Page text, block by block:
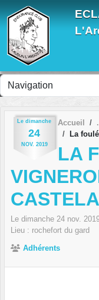
Le dimanche
24
NOV. 2019
Accueil
La
LA
Le dimanche 24 nov.
Lieu : rochefort du gard
Adhérents
Panneau de gestion